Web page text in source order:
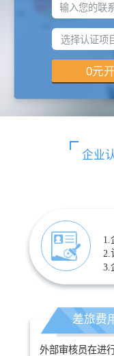
输入您的联
企业
1.
2.
3.
差旅费
外部审核员在进